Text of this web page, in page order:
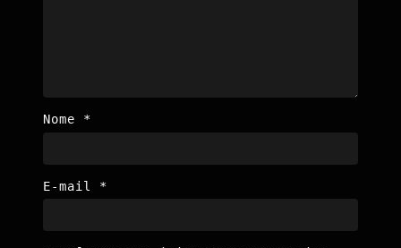
Nome *
E-mail *